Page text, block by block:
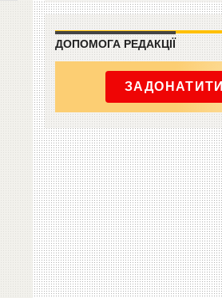
ДОПОМОГА РЕДАКЦІЇ
ЗАДОНАТИТИ